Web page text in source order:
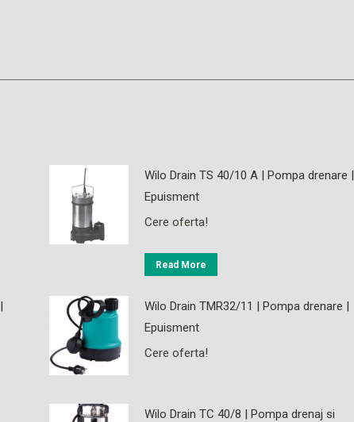
Wilo Drain TS 40/10 A | Pompa drenare |
Epuisment
Cere oferta!
Read More
Wilo Drain TMR32/11 | Pompa drenare |
Epuisment
Cere oferta!
Wilo Drain TC 40/8 | Pompa drenaj si